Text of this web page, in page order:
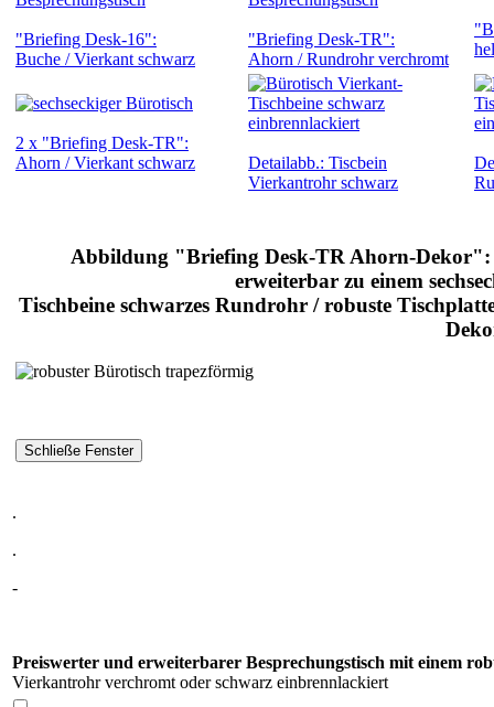
"Briefing Desk-16":
Buche / Vierkant schwarz
"Briefing Desk-TR":
Ahorn / Rundrohr verchromt
2 x "Briefing Desk-TR":
Ahorn / Vierkant schwarz
Detailabb.: Tiscbein
Vierkantrohr schwarz
Abbildung "Briefing Desk-TR Ahorn-
erweiterbar zu einem
Tischbeine schwarzes Rundrohr / robuste
.
.
-
Preiswerter und erweiterbarer Besprechungstisch mit einem
Vierkantrohr verchromt oder schwarz einbrennlackiert